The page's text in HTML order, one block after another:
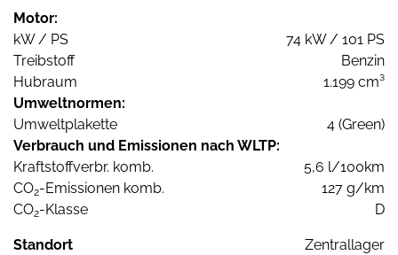
Motor:
kW / PS
74 kW / 101 PS
Treibstoff
Benzin
Hubraum
1.199 cm³
Umweltnormen:
Umweltplakette
4 (Green)
Verbrauch und Emissionen nach WLTP:
Kraftstoffverbr. komb.
5,6 l/100km
CO2-Emissionen komb.
127 g/km
CO2-Klasse D
Standort Zentrallager